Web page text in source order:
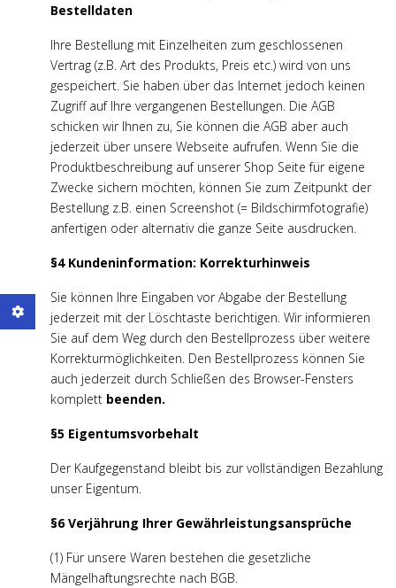
Bestelldaten
Ihre Bestellung mit Einzelheiten zum geschlossenen
Vertrag (z.B. Art des Produkts, Preis etc.) wird von uns
gespeichert. Sie haben über das Internet jedoch keinen
Zugriff auf Ihre vergangenen Bestellungen. Die AGB
schicken wir Ihnen zu, Sie können die AGB aber auch
jederzeit über unsere Webseite aufrufen. Wenn Sie die
Produktbeschreibung auf unserer Shop Seite für eigene
Zwecke sichern möchten, können Sie zum Zeitpunkt der
Bestellung z.B. einen Screenshot (= Bildschirmfotografie)
anfertigen oder alternativ die ganze Seite ausdrucken.
§4 Kundeninformation: Korrekturhinweis
Sie können Ihre Eingaben vor Abgabe der Bestellung
jederzeit mit der Löschtaste berichtigen. Wir informieren
Sie auf dem Weg durch den Bestellprozess über weitere
Korrekturmöglichkeiten. Den Bestellprozess können Sie
auch jederzeit durch Schließen des Browser-Fensters
komplett beenden.
§5 Eigentumsvorbehalt
Der Kaufgegenstand bleibt bis zur vollständigen Bezahlung
unser Eigentum.
§6 Verjährung Ihrer Gewährleistungsansprüche
(1) Für unsere Waren bestehen die gesetzliche
Mängelhaftungsrechte nach BGB.